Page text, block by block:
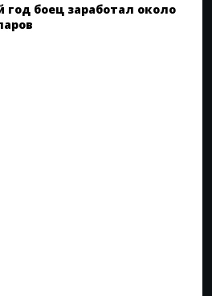
боец заработал около